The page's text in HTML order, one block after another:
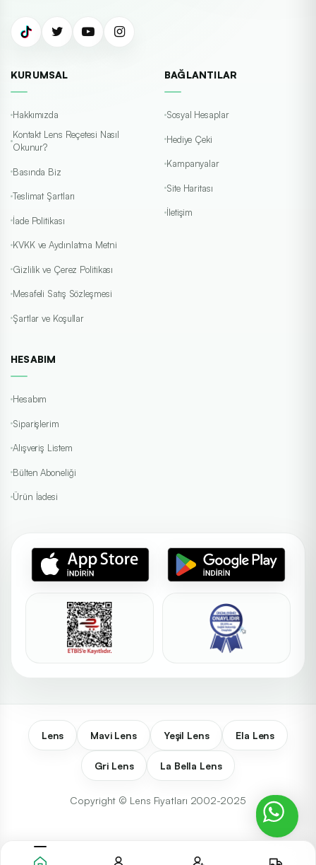
KURUMSAL
Hakkımızda
Kontakt Lens Reçetesi Nasıl
Okunur?
Basında Biz
Teslimat Şartları
İade Politikası
KVKK ve Aydınlatma Metni
Gizlilik ve Çerez Politikası
Mesafeli Satış Sözleşmesi
Şartlar ve Koşullar
BAĞLANTILAR
Sosyal Hesaplar
Hediye Çeki
Kampanyalar
Site Haritası
İletişim
HESABIM
Hesabım
Siparişlerim
Alışveriş Listem
Bülten Aboneliği
Ürün İadesi
Lens Mavi Lens Yeşil Lens Ela Lens
Gri Lens La Bella Lens
Copyright © Lens Fiyatları 2002-2025